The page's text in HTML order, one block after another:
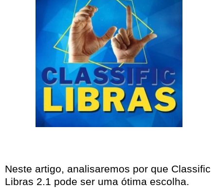
Neste artigo, analisaremos por que Classific
Libras 2.1 pode ser uma ótima escolha.